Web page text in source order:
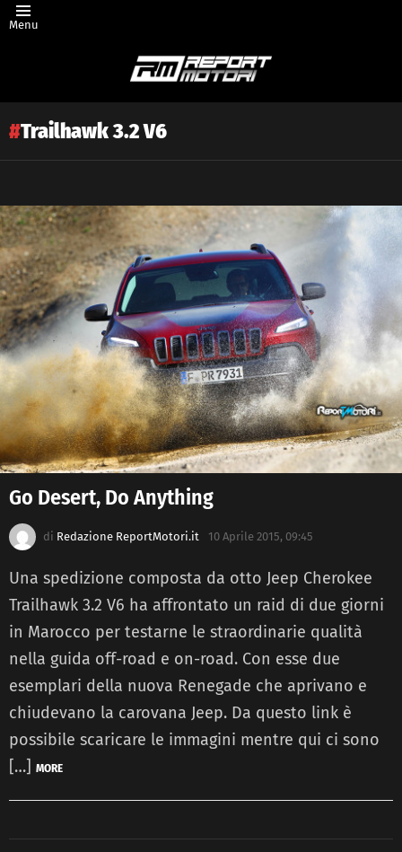
Menu
Trailhawk 3.2 V6
Latest
story
Go Desert, Do Anything
di Redazione ReportMotori.it 10 Aprile 2015, 09:45
Una spedizione composta da otto Jeep Cherokee
Trailhawk 3.2 V6 ha affrontato un raid di due giorni
in Marocco per testarne le straordinarie qualità
nella guida off-road e on-road. Con esse due
esemplari della nuova Renegade che aprivano e
chiudevano la carovana Jeep. Da questo link è
possibile scaricare le immagini mentre qui ci sono
[…] MORE